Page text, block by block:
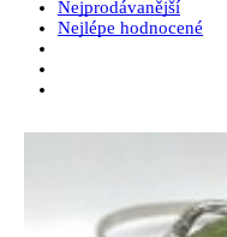
Nejprodávanější
Nejlépe hodnocené